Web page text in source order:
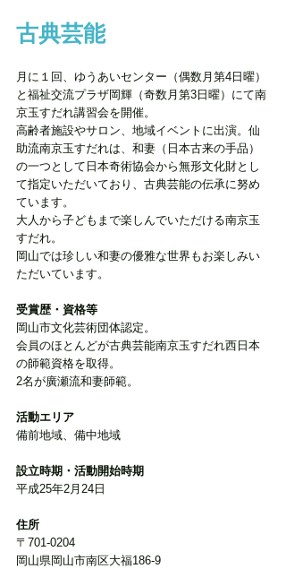
古典芸能
月に１回、ゆうあいセンター（偶数月第4日曜）
と福祉交流プラザ岡輝（奇数月第3日曜）にて南
京玉すだれ講習会を開催。
高齢者施設やサロン、地域イベントに出演。仙
助流南京玉すだれは、和妻（日本古来の手品）
の一つとして日本奇術協会から無形文化財とし
て指定いただいており、古典芸能の伝承に努め
ています。
大人から子どもまで楽しんでいただける南京玉
すだれ。
岡山では珍しい和妻の優雅な世界もお楽しみい
ただいています。
受賞歴・資格等
岡山市文化芸術団体認定。
会員のほとんどが古典芸能南京玉すだれ西日本
の師範資格を取得。
2名が廣瀬流和妻師範。
活動エリア
備前地域、備中地域
設立時期・活動開始時期
平成25年2月24日
住所
〒701-0204
岡山県岡山市南区大福186-9